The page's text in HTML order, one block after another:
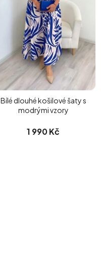
Bílé dlouhé košilové šaty s
modrými vzory
1 990 Kč